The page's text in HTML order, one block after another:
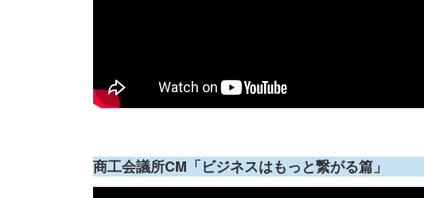
商工会議所CM「ビジネスはもっと繋がる篇」